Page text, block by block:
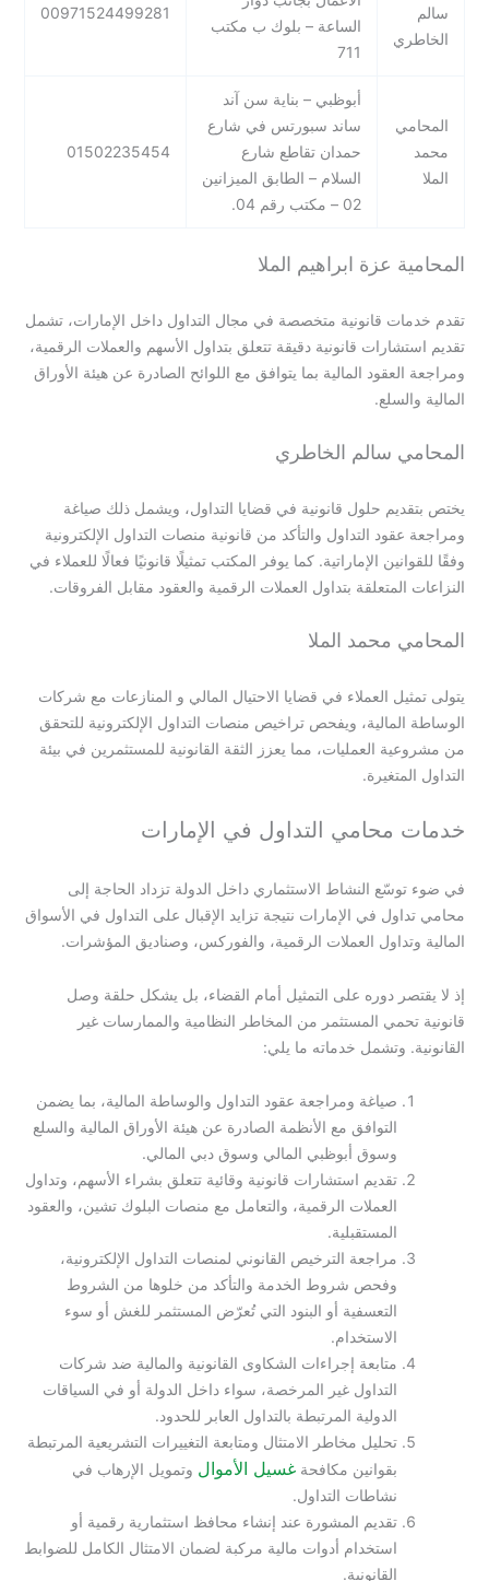
سالم
الخاطري
الساعة – بلوك ب مكتب
711
00971524499281
المحامي
محمد
الملا
أبوظبي – بناية سن آند
ساند سبورتس في شارع
حمدان تقاطع شارع
السلام – الطابق الميزانين
02 – مكتب رقم 04.
01502235454
المحامية عزة ابراهيم الملا
تقدم خدمات قانونية متخصصة في مجال التداول داخل الإمارات، تشمل
تقديم استشارات قانونية دقيقة تتعلق بتداول الأسهم والعملات الرقمية،
ومراجعة العقود المالية بما يتوافق مع اللوائح الصادرة عن هيئة الأوراق
المالية والسلع.
المحامي سالم الخاطري
يختص بتقديم حلول قانونية في قضايا التداول، ويشمل ذلك صياغة
ومراجعة عقود التداول والتأكد من قانونية منصات التداول الإلكترونية
وفقًا للقوانين الإماراتية. كما يوفر المكتب تمثيلًا قانونيًا فعالًا للعملاء في
النزاعات المتعلقة بتداول العملات الرقمية والعقود مقابل الفروقات.
المحامي محمد الملا
يتولى تمثيل العملاء في قضايا الاحتيال المالي و المنازعات مع شركات
الوساطة المالية، ويفحص تراخيص منصات التداول الإلكترونية للتحقق
من مشروعية العمليات، مما يعزز الثقة القانونية للمستثمرين في بيئة
التداول المتغيرة.
خدمات محامي التداول في الإمارات
في ضوء توسّع النشاط الاستثماري داخل الدولة تزداد الحاجة إلى
محامي تداول في الإمارات نتيجة تزايد الإقبال على التداول في الأسواق
المالية وتداول العملات الرقمية، والفوركس، وصناديق المؤشرات.
إذ لا يقتصر دوره على التمثيل أمام القضاء، بل يشكل حلقة وصل
قانونية تحمي المستثمر من المخاطر النظامية والممارسات غير
القانونية. وتشمل خدماته ما يلي:
صياغة ومراجعة عقود التداول والوساطة المالية، بما يضمن
التوافق مع الأنظمة الصادرة عن هيئة الأوراق المالية والسلع
وسوق أبوظبي المالي وسوق دبي المالي.
تقديم استشارات قانونية وقائية تتعلق بشراء الأسهم، وتداول
العملات الرقمية، والتعامل مع منصات البلوك تشين، والعقود
المستقبلية.
مراجعة الترخيص القانوني لمنصات التداول الإلكترونية،
وفحص شروط الخدمة والتأكد من خلوها من الشروط
التعسفية أو البنود التي تُعرّض المستثمر للغش أو سوء
الاستخدام.
متابعة إجراءات الشكاوى القانونية والمالية ضد شركات
التداول غير المرخصة، سواء داخل الدولة أو في السياقات
الدولية المرتبطة بالتداول العابر للحدود.
تحليل مخاطر الامتثال ومتابعة التغييرات التشريعية المرتبطة
بقوانين مكافحة غسيل الأموال وتمويل الإرهاب في
نشاطات التداول.
تقديم المشورة عند إنشاء محافظ استثمارية رقمية أو
استخدام أدوات مالية مركبة لضمان الامتثال الكامل للضوابط
القانونية.